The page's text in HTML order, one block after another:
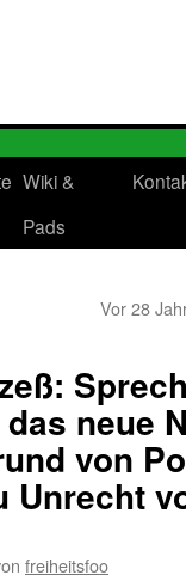
Wiki &
Pads
Vor 28
neue
von
Unrecht
freiheitsfoo